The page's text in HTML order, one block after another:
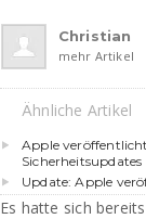
Christian
mehr Artikel
Ähnliche Artikel
Apple
Sicherheitsupdates
Update: Apple
Es hatte sich